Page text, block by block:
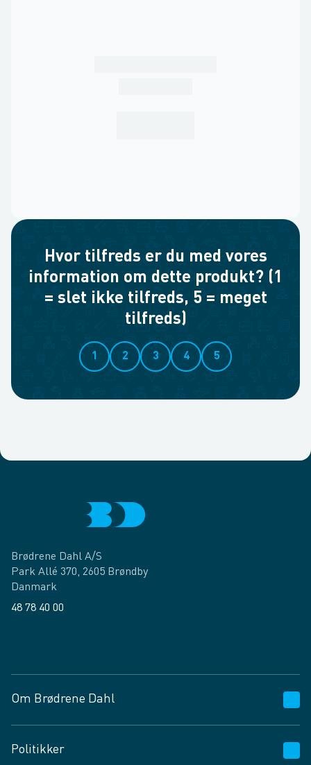
Hvor tilfreds er du med vores
information om dette produkt? (1
= slet ikke tilfreds, 5 = meget
tilfreds)
1 2 3 4 5
Brødrene Dahl A/S
Park Allé 370, 2605 Brøndby
Danmark
48 78 40 00
Om Brødrene Dahl
Vagttelefon 30 10 89 89
Politikker